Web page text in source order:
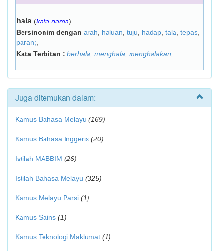
hala (kata nama)
Bersinonim dengan arah haluan tuju hadap tala tepas
paran;
Kata Terbitan : berhala menghala menghalakan
Juga ditemukan dalam:
Kamus Bahasa Melayu (169)
Kamus Bahasa Inggeris (20)
Istilah MABBIM (26)
Istilah Bahasa Melayu (325)
Kamus Melayu Parsi (1)
Kamus Sains (1)
Kamus Teknologi Maklumat (1)